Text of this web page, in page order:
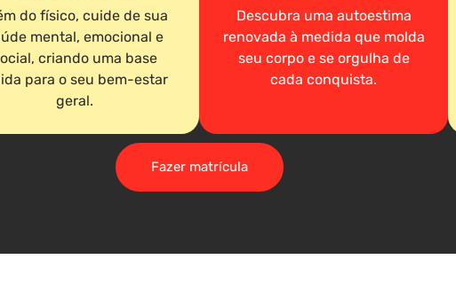
do físico, cuide de sua
mental, emocional e
criando uma base
para o seu bem-estar
geral.
Descubra uma autoestima
renovada à medida que molda
seu corpo e se orgulha de
cada conquista.
Fazer matrícula